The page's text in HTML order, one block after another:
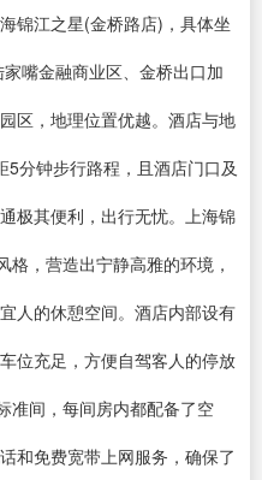
锦江之星(金桥路店)，具体坐
嘴金融商业区、金桥出口加
区，地理位置优越。酒店与地
分钟步行路程，且酒店门口及
极其便利，出行无忧。上海锦
，营造出宁静高雅的环境，
人的休憩空间。酒店内部设有
位充足，方便自驾客人的停放
准间，每间房内都配备了空
和免费宽带上网服务，确保了